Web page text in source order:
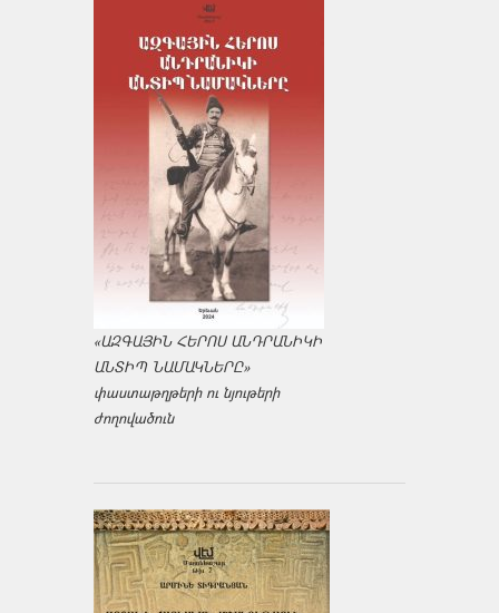
«ԱԶԳԱՅԻՆ ՀԵՐՈՍ ԱՆԴՐԱՆԻԿԻ
ԱՆՏԻՊ ՆԱՄԱԿՆԵՐԸ»
փաստաթղթերի ու նյութերի
ժողովածուն